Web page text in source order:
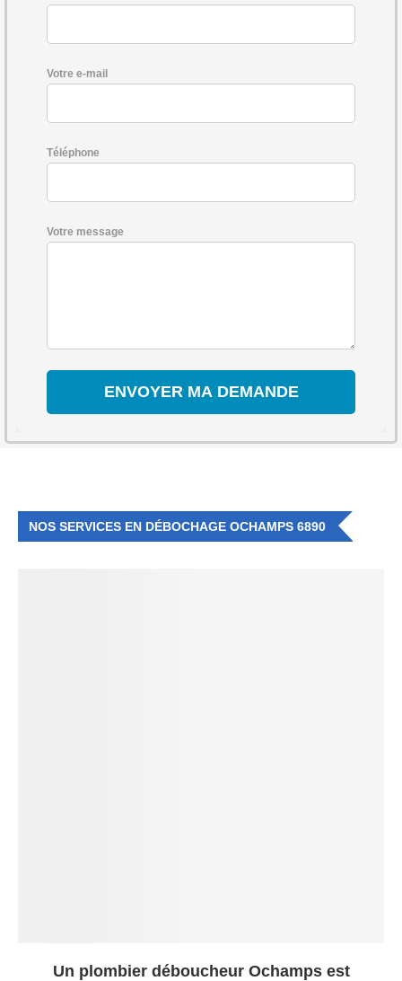
Votre e-mail
Téléphone
Votre message
NOS SERVICES EN DÉBOCHAGE OCHAMPS 6890
Un plombier déboucheur Ochamps est